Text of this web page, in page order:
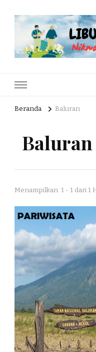
Beranda Baluran
Baluran
Menampilkan: 1 - 1 dari 1